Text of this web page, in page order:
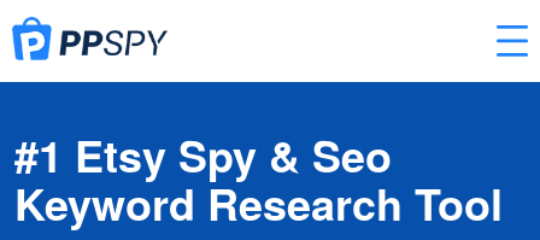
#1 Etsy Spy & Seo
Keyword Research Tool